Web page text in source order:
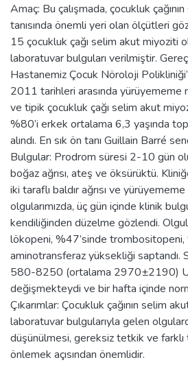
Amaç: Bu çalışmada, çocukluk
tanısında önemli yeri olan ölçütleri
15 çocukluk çağı selim akut miyoziti
laboratuvar bulguları verilmiştir.
Hastanemiz Çocuk Nöroloji
2011 tarihleri arasında yürüyememe
ve tipik çocukluk çağı selim akut
%80’i erkek ortalama 6,3 yaşında
alındı. En sık ön tanı Guillain Barré
Bulgular: Prodrom süresi 2-10 gün
boğaz ağrısı, ateş ve öksürüktü.
iki taraflı baldır ağrısı ve yürüyememe
olgularımızda, üç gün içinde klinik
kendiliğinden düzelme gözlendi.
lökopeni, %47’sinde trombositopeni,
aminotransferaz yüksekliği saptandı.
580-8250 (ortalama 2970±2190)
değişmekteydi ve bir hafta içinde
Çıkarımlar: Çocukluk çağının selim
laboratuvar bulgularıyla gelen
düşünülmesi, gereksiz tetkik ve
önlemek açısından önemlidir.